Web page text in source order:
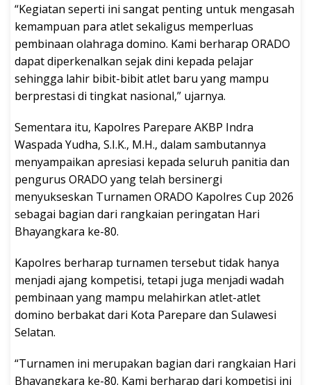
“Kegiatan seperti ini sangat penting untuk mengasah
kemampuan para atlet sekaligus memperluas
pembinaan olahraga domino. Kami berharap ORADO
dapat diperkenalkan sejak dini kepada pelajar
sehingga lahir bibit-bibit atlet baru yang mampu
berprestasi di tingkat nasional,” ujarnya.
Sementara itu, Kapolres Parepare AKBP Indra
Waspada Yudha, S.I.K., M.H., dalam sambutannya
menyampaikan apresiasi kepada seluruh panitia dan
pengurus ORADO yang telah bersinergi
menyukseskan Turnamen ORADO Kapolres Cup 2026
sebagai bagian dari rangkaian peringatan Hari
Bhayangkara ke-80.
Kapolres berharap turnamen tersebut tidak hanya
menjadi ajang kompetisi, tetapi juga menjadi wadah
pembinaan yang mampu melahirkan atlet-atlet
domino berbakat dari Kota Parepare dan Sulawesi
Selatan.
“Turnamen ini merupakan bagian dari rangkaian Hari
Bhayangkara ke-80. Kami berharap dari kompetisi ini